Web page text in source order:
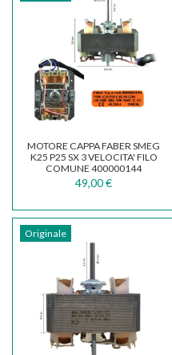
MOTORE CAPPA FABER SMEG
K25 P25 SX 3 VELOCITA' FILO
COMUNE 400000144
133.0156.225
49,00 €
Originale